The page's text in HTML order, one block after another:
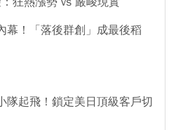
幕！「落後群創」成最後稻
隊起飛！鎖定美日頂級客戶切